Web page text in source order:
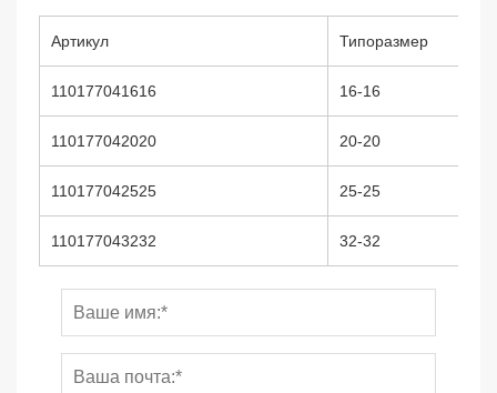
Артикул Типоразмер
110177041616 16-16
110177042020 20-20
110177042525 25-25
110177043232 32-32